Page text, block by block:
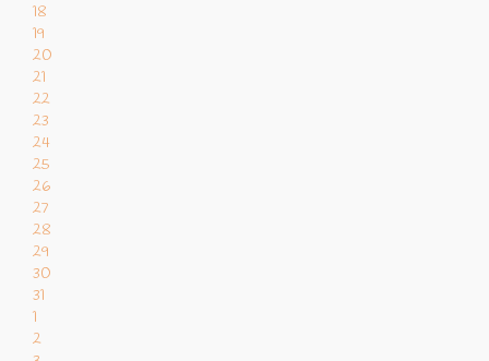
18
19
20
21
22
23
24
25
26
27
28
29
30
31
1
2